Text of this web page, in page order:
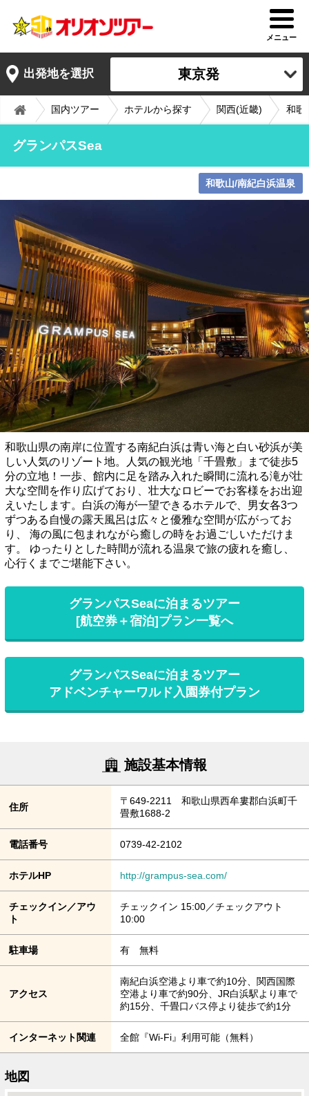
メニュー
出発地を選択 東京発
国内ツアー ホテルから探す 関西(近畿) 和歌
グランパスSea
和歌山/南紀白浜温泉
和歌山県の南岸に位置する南紀白浜は青い海と白い砂浜が美
しい人気のリゾート地。人気の観光地「千畳敷」まで徒歩5
分の立地！一歩、館内に足を踏み入れた瞬間に流れる滝が壮
大な空間を作り広げており、壮大なロビーでお客様をお出迎
えいたします。白浜の海が一望できるホテルで、男女各3つ
ずつある自慢の露天風呂は広々と優雅な空間が広がってお
り、 海の風に包まれながら癒しの時をお過ごしいただけま
す。 ゆったりとした時間が流れる温泉で旅の疲れを癒し、
心行くまでご堪能下さい。
グランパスSeaに泊まるツアー
[航空券＋宿泊]プラン一覧へ
グランパスSeaに泊まるツアー
アドベンチャーワルド入園券付プラン
施設基本情報
住所
〒649-2211 和歌山県西牟婁郡白浜町千
畳敷1688-2
電話番号 0739-42-2102
ホテルHP http://grampus-sea.com/
チェックイン／アウ
ト
チェックイン 15:00／チェックアウト
10:00
駐車場 有 無料
アクセス
南紀白浜空港より車で約10分、関西国際
空港より車で約90分、JR白浜駅より車で
約15分、千畳口バス停より徒歩で約1分
インターネット関連 全館『Wi-Fi』利用可能（無料）
地図